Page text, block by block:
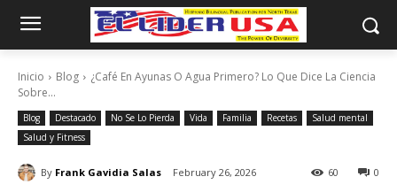
Inicio Blog
¿Café En Ayunas O Agua Primero? Lo Que Dice La Ciencia
Sobre...
Blog Destacado No Se Lo Pierda Vida Familia Recetas
Salud mental
Salud y Fitness
By Frank Gavidia Salas February 26, 2026 0
60